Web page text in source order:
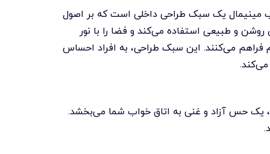
مینیمال یک سبک طراحی داخلی است که بر اصول
روشن و طبیعی استفاده می‌کند و فضا را با نور
فراهم می‌کنند. این سبک طراحی، به افراد احساس
یک حس آزاد و غنی به اتاق خواب شما می‌بخشد.